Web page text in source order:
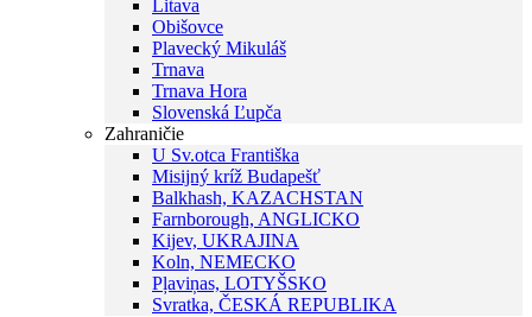
Litava
Obišovce
Plavecký Mikuláš
Trnava
Trnava Hora
Slovenská Ľupča
Zahraničie
U Sv.otca Františka
Misijný kríž Budapešť
Balkhash, KAZACHSTAN
Farnborough, ANGLICKO
Kijev, UKRAJINA
Koln, NEMECKO
Pļaviņas, LOTYŠSKO
Svratka, ČESKÁ REPUBLIKA